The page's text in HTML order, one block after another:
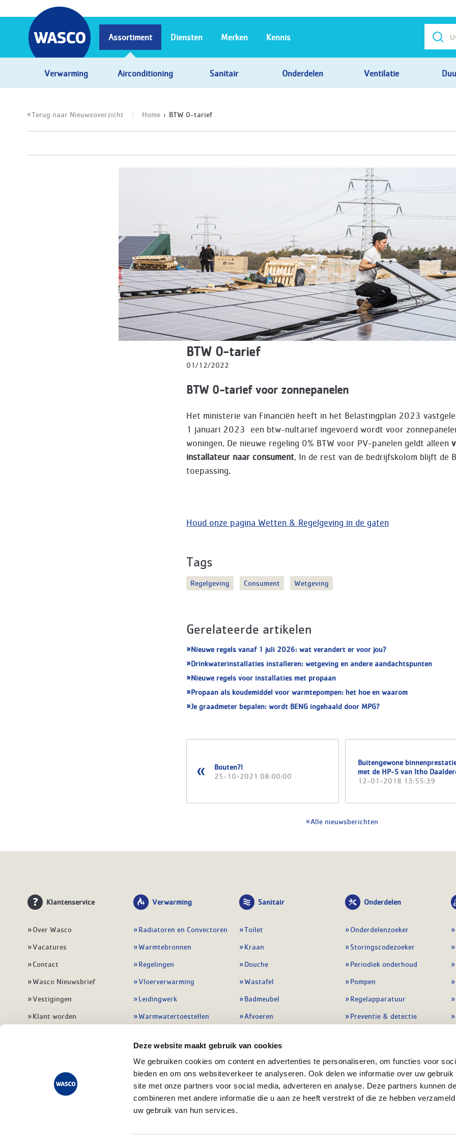
Deze website maakt gebruik van cookies
We gebruiken cookies om content en advertenties te personaliseren, om functies voor
bieden en om ons websiteverkeer te analyseren. Ook delen we informatie over uw gebruik
site met onze partners voor social media, adverteren en analyse. Deze partners kunnen
combineren met andere informatie die u aan ze heeft verstrekt of die ze hebben
uw gebruik van hun services.
Assortiment
Verwarming Airconditioning Sanitair Onderdelen Ventilatie
Diensten Merken Kennis
Terug naar Nieuwsoverzicht Home BTW 0-tarief
BTW 0-tarief
01/12/2022
BTW 0-tarief voor zonnepanelen
​Het ministerie van Financiën heeft in het Belastingplan 2023
1 januari 2023 een btw-nultarief ingevoerd wordt voor
woningen. De nieuwe regeling 0% BTW voor PV-panelen geldt alleen
installateur naar consument. In de rest van de bedrijfskolom blijft de
toepassing.
Houd onze pagina Wetten & Regelgeving in de gaten
Tags
Regelgeving Consument Wetgeving
Gerelateerde artikelen
Nieuwe regels vanaf 1 juli 2026: wat verandert er voor jou?
Drinkwaterinstallaties installeren: wetgeving en andere aandachtspunten
Nieuwe regels voor installaties met propaan
Propaan als koudemiddel voor warmtepompen: het hoe en waarom
Je graadmeter bepalen: wordt BENG ingehaald door MPG?
Bouten?!
25-10-2021 08:00:00
Buitengewone
met de HP-S van Itho
12-01-2018 13:55:39
Alle nieuwsberichten
Klantenservice
Over Wasco
Vacatures
Contact
Wasco Nieuwsbrief
Vestigingen
Klant worden
Verwarming
Radiatoren en Convectoren
Warmtebronnen
Regelingen
Vloerverwarming
Leidingwerk
Warmwatertoestellen
Sanitair
Toilet
Kraan
Douche
Wastafel
Badmeubel
Afvoeren
Onderdelen
Onderdelenzoeker
Storingscodezoeker
Periodiek onderhoud
Pompen
Regelapparatuur
Preventie & detectie